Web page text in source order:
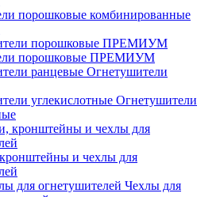
порошковые комбинированные
порошковые ПРЕМИУМ
Огнетушители
Огнетушители
и чехлы для
Чехлы для